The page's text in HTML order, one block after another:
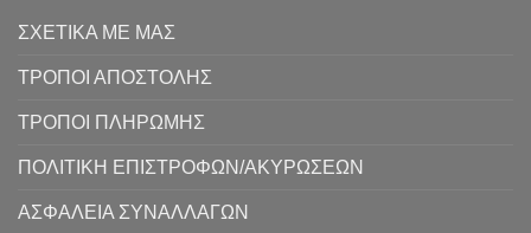
ΣΧΕΤΙΚΑ ΜΕ ΜΑΣ
ΤΡΟΠΟΙ ΑΠΟΣΤΟΛΗΣ
ΤΡΟΠΟΙ ΠΛΗΡΩΜΗΣ
ΠΟΛΙΤΙΚΗ ΕΠΙΣΤΡΟΦΩΝ/ΑΚΥΡΩΣΕΩΝ
ΑΣΦΑΛΕΙΑ ΣΥΝΑΛΛΑΓΩΝ